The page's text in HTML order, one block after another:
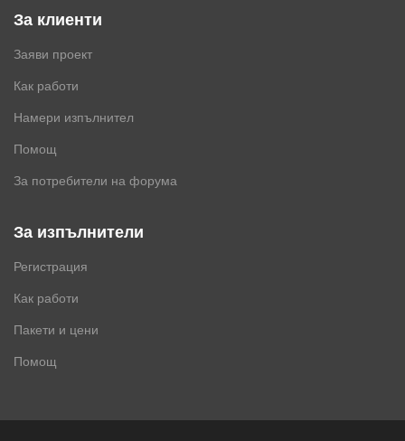
За клиенти
Заяви проект
Как работи
Намери изпълнител
Помощ
За потребители на форума
За изпълнители
Регистрация
Как работи
Пакети и цени
Помощ